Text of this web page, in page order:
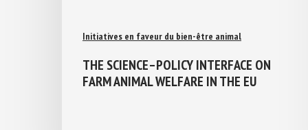
Initiatives en faveur du bien-être animal
THE SCIENCE–POLICY INTERFACE ON
FARM ANIMAL WELFARE IN THE EU